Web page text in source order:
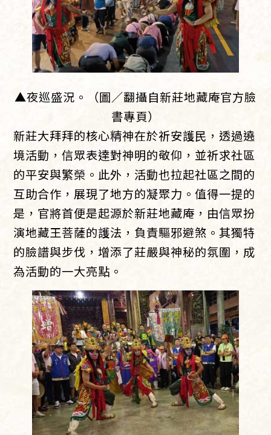
▲夜巡盛況。（圖／翻攝自新莊地藏庵官方臉
書專頁）
新莊大拜拜的核心精神在於祈安護民，透過遶
境活動，信眾表達對神明的敬仰，並祈求社區
的平安與繁榮。此外，活動也拉起社區之間的
互助合作，展現了地方的凝聚力。值得一提的
是，官將首便是起源於新莊地藏庵，由信眾扮
演地藏王菩薩的護法，負責驅邪避煞。其獨特
的臉譜與步伐，增添了莊嚴與神秘的氛圍，成
為活動的一大亮點。